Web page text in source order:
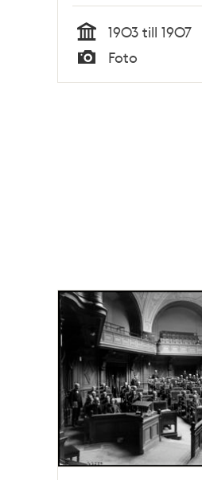
Tid
1903 till 1907
Typ
Foto